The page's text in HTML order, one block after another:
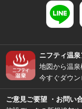
ニフティ温泉
地図から温泉
今すぐダウン
ご意見ご要望 ・お問い